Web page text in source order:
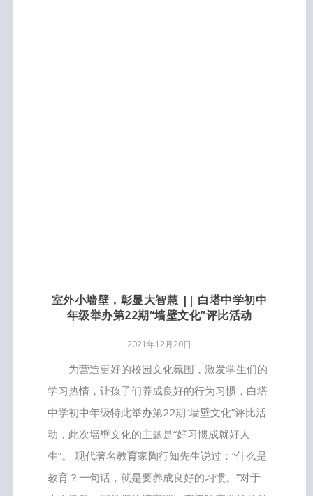
室外小墙壁，彰显大智慧 || 白塔中学初中
年级举办第22期“墙壁文化”评比活动
2021年12月20日
为营造更好的校园文化氛围，激发学生们的
学习热情，让孩子们养成良好的行为习惯，白塔
中学初中年级特此举办第22期“墙壁文化”评比活
动，此次墙壁文化的主题是“好习惯成就好人
生”。 现代著名教育家陶行知先生说过：“什么是
教育？一句话，就是要养成良好的习惯。”对于